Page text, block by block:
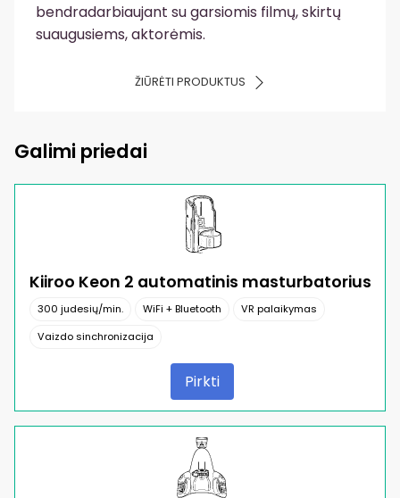
bendradarbiaujant su garsiomis filmų, skirtų
suaugusiems, aktorėmis.
ŽIŪRĖTI PRODUKTUS
Galimi priedai
Kiiroo Keon 2 automatinis masturbatorius
300 judesių/min. WiFi + Bluetooth
VR palaikymas
Vaizdo sinchronizacija
Pirkti